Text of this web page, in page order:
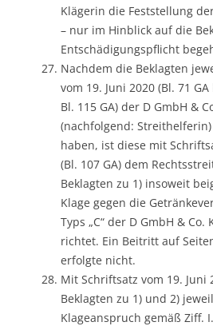
Klägerin die Feststellung
– nur im Hinblick auf die
Entschädigungspflicht
Nachdem die Beklagten
vom 19. Juni 2020 (Bl. 71 GA
Bl. 115 GA) der D GmbH &
(nachfolgend:
haben, ist diese mit
(Bl. 107 GA) dem
Beklagten zu 1) insoweit
Klage gegen die
Typs „C“ der D GmbH & Co.
richtet. Ein Beitritt auf
erfolgte nicht.
Mit Schriftsatz vom 19. Juni
Beklagten zu 1) und 2)
Klageanspruch gemäß Ziff.